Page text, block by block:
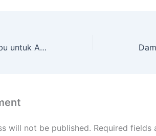
Memilih Kursi Bar Bambu untuk Area Dapur Terbuka
will not be published. Required fields